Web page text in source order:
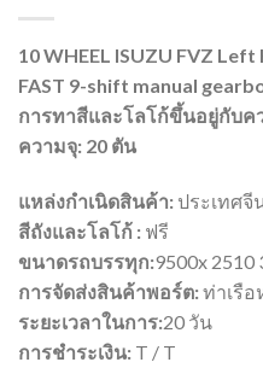
10 WHEEL ISUZU FVZ
FAST 9-shift manual
การทาสีและโลโก้ขึ้นอยู่กับค
ความจุ: 20 ตัน
แหล่งกำเนิดสินค้า: ประเทศจี
สีถังและโลโก้ : ฟรี
ขนาดรถบรรทุก:9500x 2510
การจัดส่งสินค้าพอร์ต:ท่าเรื
ระยะเวลาในการ:20 วัน
การชำระเงิน: T / T